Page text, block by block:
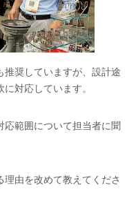
推奨していますが、設計途
対応しています。
応範囲について担当者に聞
理由を改めて教えてくださ